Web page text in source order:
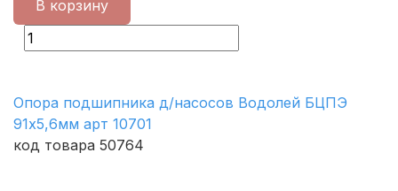
В корзину
Опора подшипника д/насосов Водолей БЦПЭ
91х5,6мм арт 10701
код товара 50764